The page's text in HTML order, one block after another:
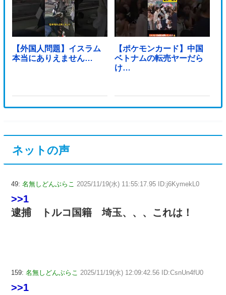
【外国人問題】イスラム
本当にありえません…
【ポケモンカード】中国
ベトナムの転売ヤーだら
け…
ネットの声
49: 名無しどんぶらこ 2025/11/19(水) 11:55:17.95 ID:j6KymekL0
>>1
逮捕 トルコ国籍 埼玉、、、これは！
159: 名無しどんぶらこ 2025/11/19(水) 12:09:42.56 ID:CsnUn4fU0
>>1